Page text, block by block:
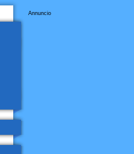
Annuncio